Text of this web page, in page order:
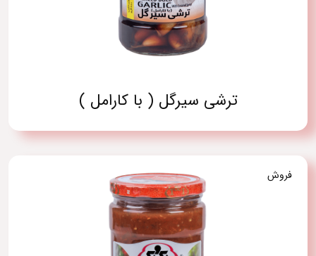
ترشی سیرگل ( با کارامل )
فروش